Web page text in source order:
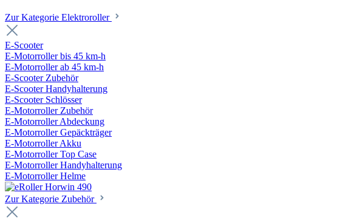
Zur Kategorie Elektroroller
E-Scooter
E-Motorroller bis 45 km-h
E-Motorroller ab 45 km-h
E-Scooter Zubehör
E-Scooter Handyhalterung
E-Scooter Schlösser
E-Motorroller Zubehör
E-Motorroller Abdeckung
E-Motorroller Gepäckträger
E-Motorroller Akku
E-Motorroller Top Case
E-Motorroller Handyhalterung
E-Motorroller Helme
Zur Kategorie Zubehör